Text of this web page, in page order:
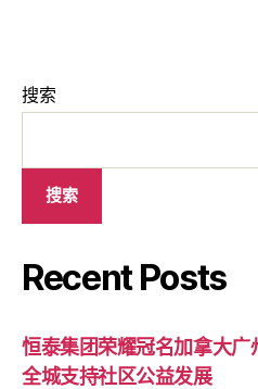
搜索
搜索
Recent Posts
恒泰集团荣耀冠名加拿大
全城支持社区公益发展